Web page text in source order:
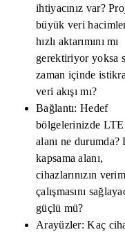
ihtiyacınız var?
büyük veri
hızlı aktarımını mı
gerektiriyor yoksa
zaman içinde
veri akışı mı?
Bağlantı: Hedef
bölgelerinizde LTE
alanı ne durumda?
kapsama alanı,
cihazlarınızın
çalışmasını
güçlü mü?
Arayüzler: Kaç